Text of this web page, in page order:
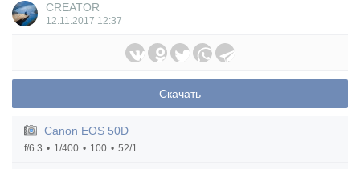
CREATOR
12.11.2017 12:37
Скачать
Canon EOS 50D
f/6.3 1/400 100 52/1